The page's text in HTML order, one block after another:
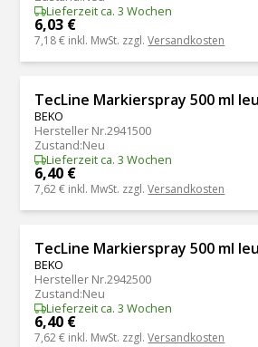
Lieferzeit ca. 3 Wochen
6,03 €
7,18 € inkl. MwSt. zzgl.Versandkosten
TecLine Markierspray 500 ml
BEKO
Hersteller Nr.2941500
Zustand:Neu
Lieferzeit ca. 3 Wochen
6,40 €
7,62 € inkl. MwSt. zzgl.Versandkosten
TecLine Markierspray 500 ml
BEKO
Hersteller Nr.2942500
Zustand:Neu
Lieferzeit ca. 3 Wochen
6,40 €
7,62 € inkl. MwSt. zzgl.Versandkosten